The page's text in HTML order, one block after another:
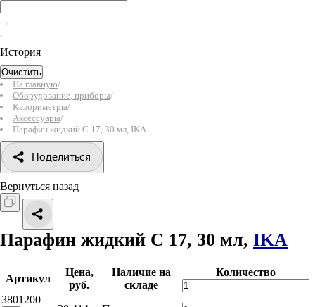
История
Очистить
На главную/
Оборудование, приборы/
Калориметры/
Аксессуары/
Парафин жидкий C 17, 30 мл, IKA
Поделиться
Вернуться назад
Парафин жидкий C 17, 30 мл, IKA
Артикул
Цена,
руб.
Наличие на
складе
Количество
3801200